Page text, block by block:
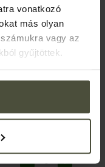
vonatkozó
más olyan
vagy az
gyűjtöttek.